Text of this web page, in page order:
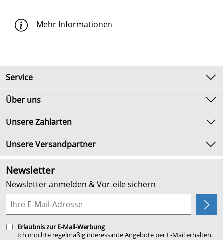
Mehr Informationen
Service
Kontakt
Umtausch & Rückgabe
Lieferbedingungen
Über uns
Unsere Bestseller
Neu
Angebote
Kundenbewertungen (2.655)
4,9/5*****
Planung
Unsere Zahlarten
Unsere Versandpartner
Newsletter
Newsletter anmelden & Vorteile sichern
Erlaubnis zur E-Mail-Werbung
Ich möchte regelmäßig interessante Angebote per E-Mail erhalten.